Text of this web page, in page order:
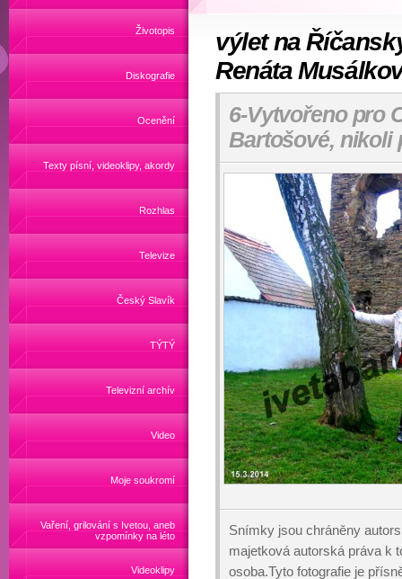
Životopis
Diskografie
Ocenění
Texty písní, videoklipy, akordy
Rozhlas
Televize
Český Slavík
TÝTÝ
Televizní archív
Video
Moje soukromí
Vaření, grilování s Ivetou, aneb
vzpomínky na léto
Videoklipy
výlet na
Renáta
6-Vytvořeno pro
Bartošové, nikoli
Snímky jsou chráněny
majetková autorská práva k
osoba.Tyto fotografie je